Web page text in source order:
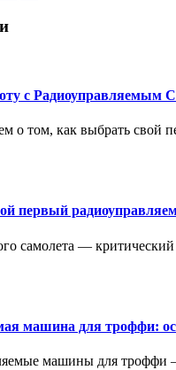
с Радиоуправляемым
о том, как выбрать свой
первый
самолета —
машина для троффи:
машины для троффи